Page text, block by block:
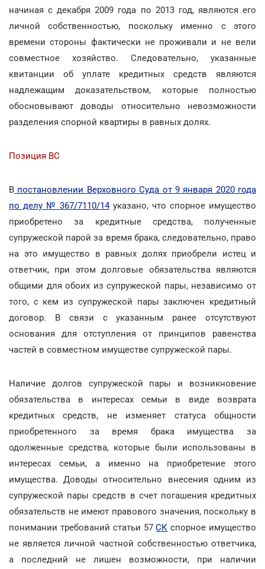
начиная с декабря 2009 года по 2013 год, являются его
личной собственностью, поскольку именно с этого
времени стороны фактически не проживали и не вели
совместное хозяйство. Следовательно, указанные
квитанции об уплате кредитных средств являются
надлежащим доказательством, которые полностью
обосновывают доводы относительно невозможности
разделения спорной квартиры в равных долях.
Позиция ВС
В постановлении Верховного Суда от 9 января 2020 года
по делу № 367/7110/14указано, что спорное имущество
приобретено за кредитные средства, полученные
супружеской парой за время брака, следовательно, право
на это имущество в равных долях приобрели истец и
ответчик, при этом долговые обязательства являются
общими для обоих из супружеской пары, независимо от
того, с кем из супружеской пары заключен кредитный
договор. В связи с указанным ранее отсутствуют
основания для отступления от принципов равенства
частей в совместном имуществе супружеской пары.
Наличие долгов супружеской пары и возникновение
обязательства в интересах семьи в виде возврата
кредитных средств, не изменяет статуса общности
приобретенного за время брака имущества за
одолженные средства, которые были использованы в
интересах семьи, а именно на приобретение этого
имущества. Доводы относительно внесения одним из
супружеской пары средств в счет погашения кредитных
обязательств не имеют правового значения, поскольку в
понимании требований статьи 57СК спорное имущество
не является личной частной собственностью ответчика,
а последний не лишен возможности, при наличии